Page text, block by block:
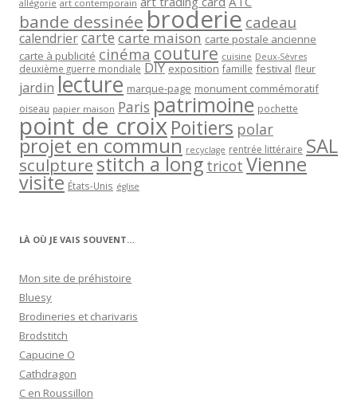
allégorie art contemporain
bande dessinée broderie cadeau
calendriercarte carte maison carte postale ancienne
carte à publicité cinéma couture cuisine Deux-Sèvres
deuxième guerre mondiale DIY exposition famille festival fleur
jardin lecture marque-page monument commémoratif
oiseau papier maison Paris patrimoine pochette
point de croixPoitiers polar
projet en commun recyclage rentrée littéraire SAL
sculpturestitch a long tricot Vienne
visite États-Unis église
LÀ OÙ JE VAIS SOUVENT…
Mon site de préhistoire
Bluesy
Brodineries et charivaris
Brodstitch
Capucine O
Cathdragon
C en Roussillon